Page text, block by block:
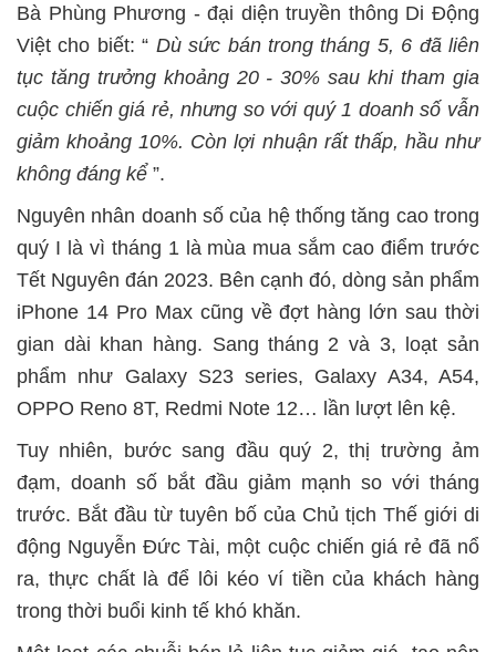
Bà Phùng Phương - đại diện truyền thông Di Động
Việt cho biết: “ Dù sức bán trong tháng 5, 6 đã liên
tục tăng trưởng khoảng 20 - 30% sau khi tham gia
cuộc chiến giá rẻ, nhưng so với quý 1 doanh số vẫn
giảm khoảng 10%. Còn lợi nhuận rất thấp, hầu như
không đáng kể ”.
Nguyên nhân doanh số của hệ thống tăng cao trong
quý I là vì tháng 1 là mùa mua sắm cao điểm trước
Tết Nguyên đán 2023. Bên cạnh đó, dòng sản phẩm
iPhone 14 Pro Max cũng về đợt hàng lớn sau thời
gian dài khan hàng. Sang tháng 2 và 3, loạt sản
phẩm như Galaxy S23 series, Galaxy A34, A54,
OPPO Reno 8T, Redmi Note 12… lần lượt lên kệ.
Tuy nhiên, bước sang đầu quý 2, thị trường ảm
đạm, doanh số bắt đầu giảm mạnh so với tháng
trước. Bắt đầu từ tuyên bố của Chủ tịch Thế giới di
động Nguyễn Đức Tài, một cuộc chiến giá rẻ đã nổ
ra, thực chất là để lôi kéo ví tiền của khách hàng
trong thời buổi kinh tế khó khăn.